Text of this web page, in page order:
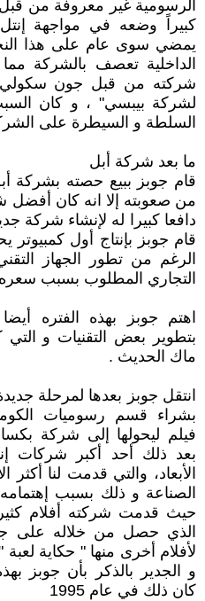
الرسومية غير معروفة من
كبيراً وضعه في مواجهة
يمضي سوى عام على هذا
الداخلية تعصف بالشركة
شركته من قبل جون سكولي
لشركة بيبسي" ، و كان
السلطة و السيطرة على
ما بعد شركة أبل
قام جوبز ببيع حصته بشركة
من صعوبته إلا انه كان أفضل
قام جوبز بإنتاج أول
الرغم من تطور الجهاز
التجاري المطلوب بسبب سعره
اهتم جوبز بهذه الفتره
بتطوير بعض التقنيات و
ماك الحديث .
بشراء قسم رسوميات
فيلم ليحولها إلى شركة
بعد ذلك أحد أكبر شركات
الأبعاد، والتي قدمت لنا أكثر
الصناعة و ذلك بسبب إهتمامه
حيث قدمت شركته أفلام
الذي حصل من خلاله على
لأفلام أخرى منها " حكاية
و الجدير بالذكر بأن جوبز
كان ذلك في عام 1995